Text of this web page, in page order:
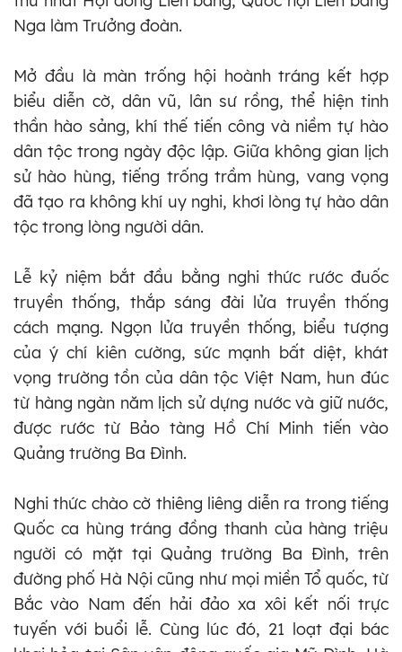
Nga làm Trưởng đoàn.
Mở đầu là màn trống hội hoành tráng kết hợp
biểu diễn cờ, dân vũ, lân sư rồng, thể hiện tinh
thần hào sảng, khí thế tiến công và niềm tự hào
dân tộc trong ngày độc lập. Giữa không gian lịch
sử hào hùng, tiếng trống trầm hùng, vang vọng
đã tạo ra không khí uy nghi, khơi lòng tự hào dân
tộc trong lòng người dân.
Lễ kỷ niệm bắt đầu bằng nghi thức rước đuốc
truyền thống, thắp sáng đài lửa truyền thống
cách mạng. Ngọn lửa truyền thống, biểu tượng
của ý chí kiên cường, sức mạnh bất diệt, khát
vọng trường tồn của dân tộc Việt Nam, hun đúc
từ hàng ngàn năm lịch sử dựng nước và giữ nước,
được rước từ Bảo tàng Hồ Chí Minh tiến vào
Quảng trường Ba Đình.
Nghi thức chào cờ thiêng liêng diễn ra trong tiếng
Quốc ca hùng tráng đồng thanh của hàng triệu
người có mặt tại Quảng trường Ba Đình, trên
đường phố Hà Nội cũng như mọi miền Tổ quốc, từ
Bắc vào Nam đến hải đảo xa xôi kết nối trực
tuyến với buổi lễ. Cùng lúc đó, 21 loạt đại bác